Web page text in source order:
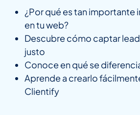
¿Por qué es tan importante
en tu web?
Descubre cómo captar
justo
Conoce en qué se
Aprende a crearlo
Clientify